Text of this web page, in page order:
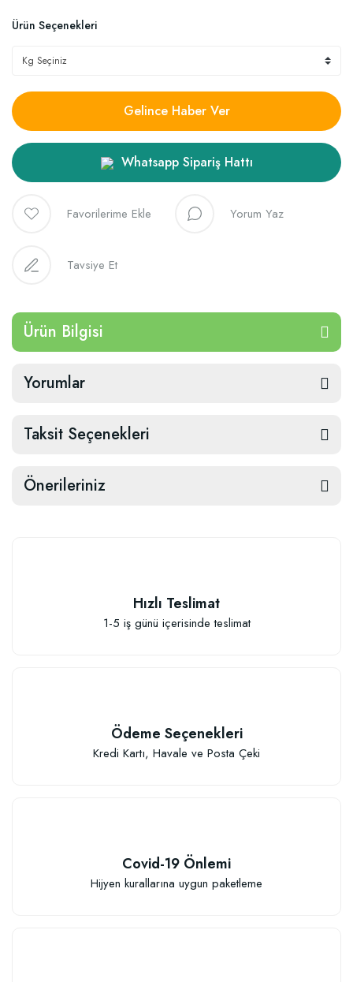
Ürün Seçenekleri
Gelince Haber Ver
Whatsapp Sipariş Hattı
Yorum Yaz
Tavsiye Et
Ürün Bilgisi
Yorumlar
Taksit Seçenekleri
Önerileriniz
Hızlı Teslimat
1-5 iş günü içerisinde teslimat
Ödeme Seçenekleri
Kredi Kartı, Havale ve Posta Çeki
Covid-19 Önlemi
Hijyen kurallarına uygun paketleme